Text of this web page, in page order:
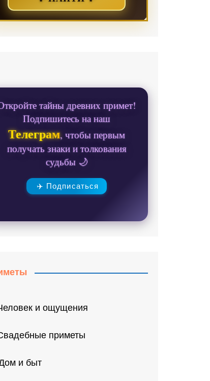
тайны древних примет!
Подпишитесь на наш
Телеграм, чтобы первым
получать знаки и толкования
судьбы 🌙
✈️ Подписаться
и ощущения
приметы
и быт